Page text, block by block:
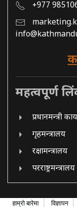
+977
महत्वपूर्ण
प्रधानमन्त्री
गृहमन्त्रालय
रक्षामन्त्रालय
परराष्ट्रमन्त्रालय
हाम्रो बारेमा विज्ञापन